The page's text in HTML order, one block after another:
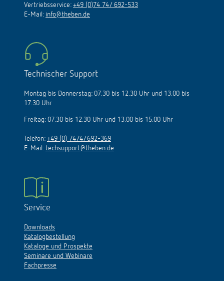
Vertriebsservice: +49 (0)74 74/ 692-533
E-Mail: info@theben.de
Technischer Support
Montag bis Donnerstag: 07.30 bis 12.30 Uhr und 13.00 bis
17.30 Uhr
Freitag: 07.30 bis 12.30 Uhr und 13.00 bis 15.00 Uhr
Telefon: +49 (0) 7474/692-369
E-Mail: techsupport@theben.de
Service
Downloads
Katalogbestellung
Kataloge und Prospekte
Seminare und Webinare
Fachpresse